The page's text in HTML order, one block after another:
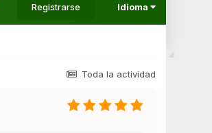
Registrarse Idioma
Toda la actividad